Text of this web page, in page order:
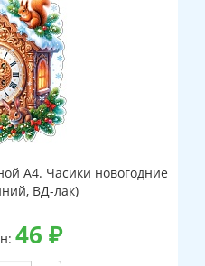
А4. Часики новогодние
ВД-лак)
46 ₽